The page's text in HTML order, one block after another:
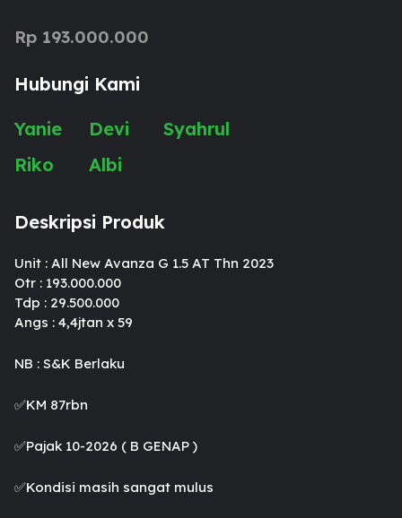
Rp 193.000.000
Hubungi Kami
Yanie
Devi
Syahrul
Riko
Albi
Deskripsi Produk
Unit : All New Avanza G 1.5 AT Thn 2023
Otr : 193.000.000
Tdp : 29.500.000
Angs : 4,4jtan x 59
NB : S&K Berlaku
✅KM 87rbn
✅️Pajak 10-2026 ( B GENAP )
✅️Kondisi masih sangat mulus